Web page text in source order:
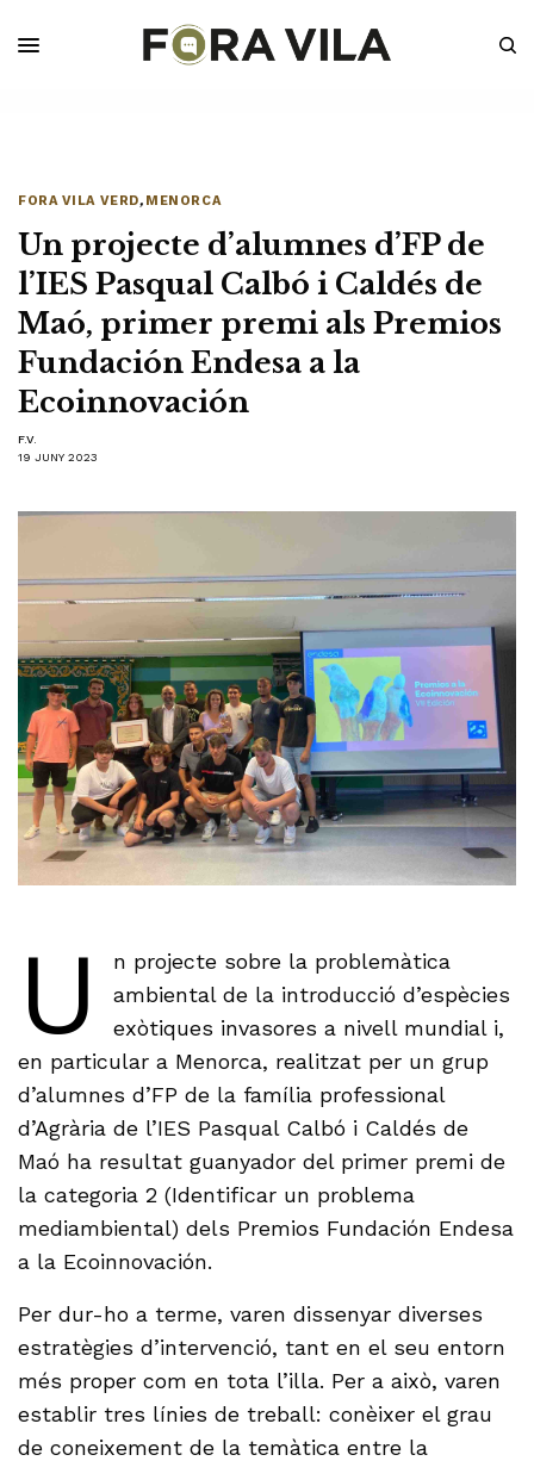
FORA VILA VERD, MENORCA
Un projecte d’alumnes d’FP de
l’IES Pasqual Calbó i Caldés de
Maó, primer premi als Premios
Fundación Endesa a la
Ecoinnovación
F.V.
19 JUNY 2023
U
n projecte sobre la problemàtica
ambiental de la introducció d’espècies
exòtiques invasores a nivell mundial i,
en particular a Menorca, realitzat per un grup
d’alumnes d’FP de la família professional
d’Agrària de l’IES Pasqual Calbó i Caldés de
Maó ha resultat guanyador del primer premi de
la categoria 2 (Identificar un problema
mediambiental) dels Premios Fundación Endesa
a la Ecoinnovación.
Per dur-ho a terme, varen dissenyar diverses
estratègies d’intervenció, tant en el seu entorn
més proper com en tota l’illa. Per a això, varen
establir tres línies de treball: conèixer el grau
de coneixement de la temàtica entre la